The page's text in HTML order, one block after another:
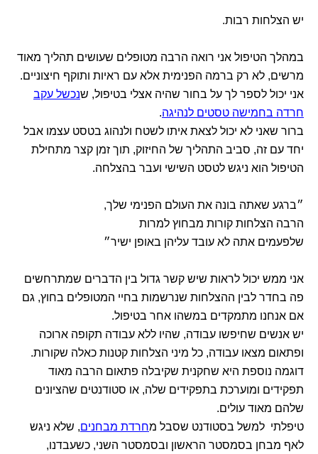
יש הצלחות רבות.
במהלך הטיפול אני רואה הרבה מטופלים שעושים תהליך מאוד
מרשים, לא רק ברמה הפנימית אלא עם ראיות ותוקף חיצוניים.
אני יכול לספר לך על בחור שהיה אצלי בטיפול, שנכשל עקב
חרדה בחמישה טסטים לנהיגה.
ברור שאני לא יכול לצאת איתו לשטח ולנהוג בטסט עצמו אבל
יחד עם זה, סביב התהליך של החיזוק, תוך זמן קצר מתחילת
הטיפול הוא ניגש לטסט השישי ועבר בהצלחה.
״ברגע שאתה בונה את העולם הפנימי שלך,
הרבה הצלחות קורות מבחוץ למרות
שלפעמים אתה לא עובד עליהן באופן ישיר״
אני ממש יכול לראות שיש קשר גדול בין הדברים שמתרחשים
פה בחדר לבין ההצלחות שנרשמות בחיי המטופלים בחוץ, גם
אם אנחנו מתמקדים במשהו אחר בטיפול.
יש אנשים שחיפשו עבודה, שהיו ללא עבודה תקופה ארוכה
ופתאום מצאו עבודה, כל מיני הצלחות קטנות כאלה שקורות.
דוגמה נוספת היא שחקנית שקיבלה פתאום הרבה מאוד
תפקידים ומוערכת בתפקידים שלה, או סטודנטים שהציונים
שלהם מאוד עולים.
טיפלתי למשל בסטודנט שסבל מחרדת מבחנים, שלא ניגש
לאף מבחן בסמסטר הראשון ובסמסטר השני, כשעבדנו,